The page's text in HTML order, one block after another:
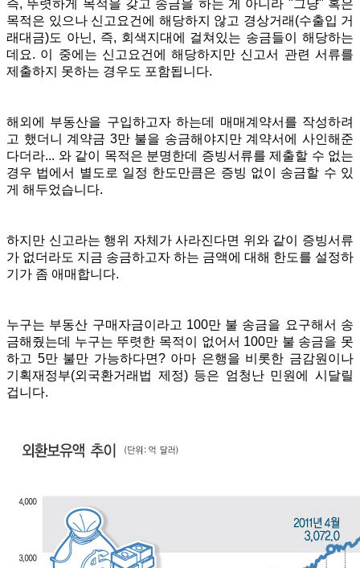
즉, 뚜렷하게 목적을 갖고 송금을 하는 게 아니라 "그냥" 혹은
목적은 있으나 신고요건에 해당하지 않고 경상거래(수출입 거
래대금)도 아닌, 즉, 회색지대에 걸쳐있는 송금들이 해당하는
데요. 이 중에는 신고요건에 해당하지만 신고서 관련 서류를
제출하지 못하는 경우도 포함됩니다.
해외에 부동산을 구입하고자 하는데 매매계약서를 작성하려
고 했더니 계약금 3만 불을 송금해야지만 계약서에 사인해준
다더라... 와 같이 목적은 분명한데 증빙서류를 제출할 수 없는
경우 법에서 별도로 일정 한도만큼은 증빙 없이 송금할 수 있
게 해두었습니다.
하지만 신고라는 행위 자체가 사라진다면 위와 같이 증빙서류
가 없더라도 지금 송금하고자 하는 금액에 대해 한도를 설정하
기가 좀 애매합니다.
누구는 부동산 구매자금이라고 100만 불 송금을 요구해서 송
금해줬는데 누구는 뚜렷한 목적이 없어서 100만 불 송금을 못
하고 5만 불만 가능하다면? 아마 은행을 비롯한 금감원이나
기획재정부(외국환거래법 제정) 등은 엄청난 민원에 시달릴
겁니다.